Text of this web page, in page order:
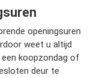
openingsuren
weet u altijd
koopzondag of
deur te